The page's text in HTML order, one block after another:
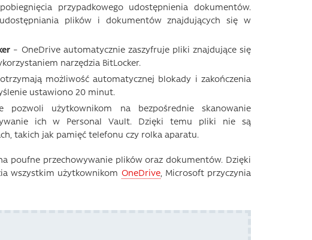
przypadkowego udostępnienia dokumentów.
plików i dokumentów znajdujących się w
– OneDrive automatycznie zaszyfruje pliki znajdujące się
narzędzia BitLocker.
możliwość automatycznej blokady i zakończenia
ustawiono 20 minut.
pozwoli użytkownikom na bezpośrednie skanowanie
ich w Personal Vault. Dzięki temu pliki nie są
takich jak pamięć telefonu czy rolka aparatu.
poufne przechowywanie plików oraz dokumentów. Dzięki
wszystkim użytkownikom OneDrive, Microsoft przyczynia